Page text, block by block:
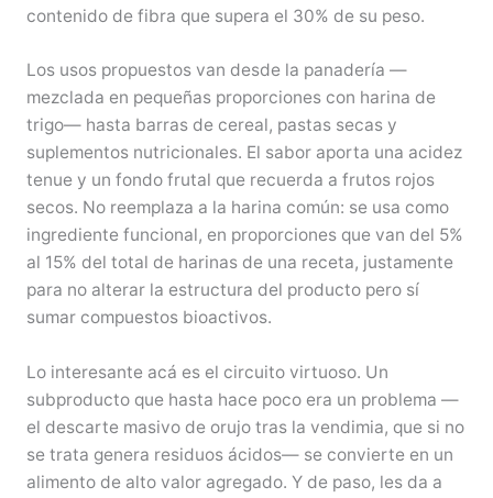
contenido de fibra que supera el 30% de su peso.
Los usos propuestos van desde la panadería —
mezclada en pequeñas proporciones con harina de
trigo— hasta barras de cereal, pastas secas y
suplementos nutricionales. El sabor aporta una acidez
tenue y un fondo frutal que recuerda a frutos rojos
secos. No reemplaza a la harina común: se usa como
ingrediente funcional, en proporciones que van del 5%
al 15% del total de harinas de una receta, justamente
para no alterar la estructura del producto pero sí
sumar compuestos bioactivos.
Lo interesante acá es el circuito virtuoso. Un
subproducto que hasta hace poco era un problema —
el descarte masivo de orujo tras la vendimia, que si no
se trata genera residuos ácidos— se convierte en un
alimento de alto valor agregado. Y de paso, les da a